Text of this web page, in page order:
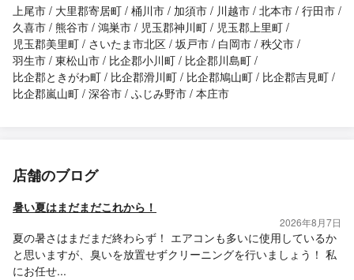
上尾市
大里郡寄居町 桶川市 加須市 川越市 北本市 行田市
久喜市 熊谷市 鴻巣市 児玉郡神川町
児玉郡上里町
児玉郡美里町
さいたま市北区 坂戸市 白岡市 秩父市
羽生市 東松山市 比企郡小川町
比企郡川島町
比企郡ときがわ町
比企郡滑川町 比企郡鳩山町
比企郡吉見町
比企郡嵐山町 深谷市 ふじみ野市 本庄市
店舗のブログ
暑い夏はまだまだこれから！
2026年8月7日
夏の暑さはまだまだ終わらず！ エアコンも多いに使用しているか
と思いますが、臭いを放置せずクリーニングを行いましょう！ 私
にお任せ...